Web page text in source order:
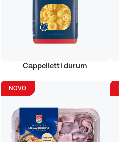
Cappelletti durum
NOVO